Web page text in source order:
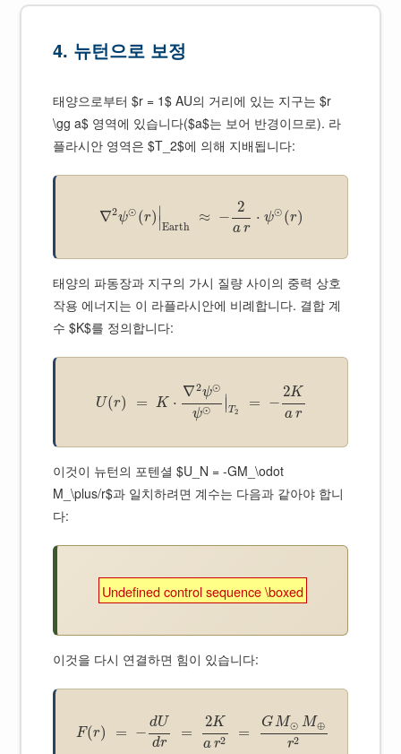
4. 뉴턴으로 보정
태양으로부터 $r = 1$ AU의 거리에 있는 지구는 $r
\gg a$ 영역에 있습니다($a$는 보어 반경이므로). 라
플라시안 영역은 $T_2$에 의해 지배됩니다:
∇2ψ⊙ (r) ∣
∣Earth
≈ −
2
ar
⋅ ψ⊙ (r)
태양의 파동장과 지구의 가시 질량 사이의 중력 상호
작용 에너지는 이 라플라시안에 비례합니다. 결합 계
수 $K$를 정의합니다:
U(r) = K ⋅
∇2ψ⊙
ψ⊙ ∣∣T2
= −
2K
a r
이것이 뉴턴의 포텐셜 $U_N = -GM_\odot
M_\plus/r$과 일치하려면 계수는 다음과 같아야 합니
다:
Undefined control sequence \boxed
이것을 다시 연결하면 힘이 있습니다:
F(r) = −
dU
dr
=
2K
ar2 =
GM⊙ M⊕
r2